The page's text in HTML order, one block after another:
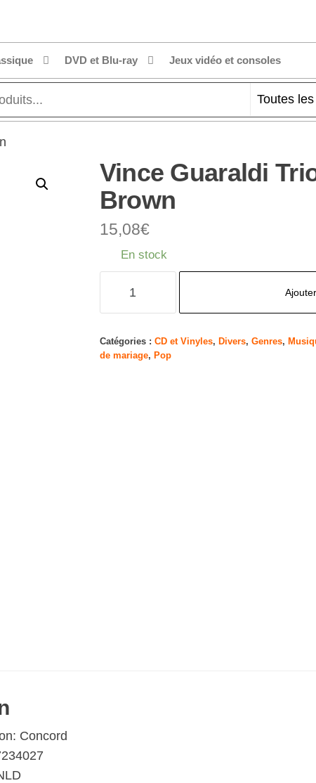
DVD et Blu-ray Jeux vidéo et consoles
Vince Guaraldi
Brown
15,08€
En stock
Guaraldi
Trio:
Catégories : CD et Vinyles, Divers, Genres,
de mariage, Pop
Concord